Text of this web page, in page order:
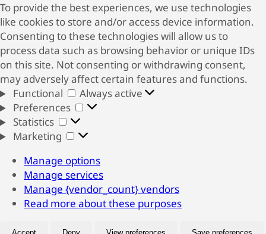
To provide the best experiences, we use technologies
like cookies to store and/or access device information.
Consenting to these technologies will allow us to
process data such as browsing behavior or unique IDs
on this site. Not consenting or withdrawing consent,
may adversely affect certain features and functions.
Functional
Functional
Always active
Preferences
Preferences
Statistics
Statistics
Marketing
Marketing
Manage options
Manage services
Manage {vendor_count} vendors
Read more about these purposes